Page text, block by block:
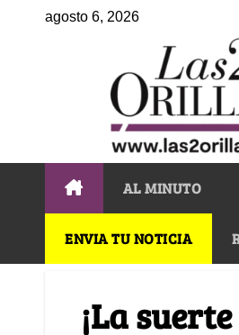
agosto 6, 2026
AL MINUTO
ENVIA TU NOTICIA
¡La